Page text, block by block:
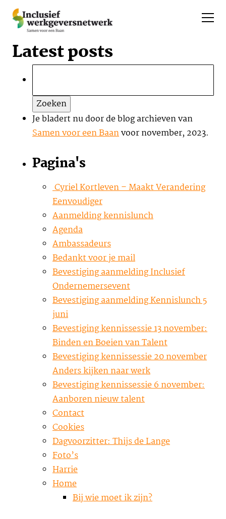
Latest posts
Je bladert nu door de blog archieven van
Samen voor een Baanvoor november, 2023.
Pagina's
Cyriel Kortleven – Maakt Verandering
Eenvoudiger
Aanmelding kennislunch
Agenda
Ambassadeurs
Bedankt voor je mail
Bevestiging aanmelding Inclusief
Ondernemersevent
Bevestiging aanmelding Kennislunch 5
juni
Bevestiging kennissessie 13 november:
Binden en Boeien van Talent
Bevestiging kennissessie 20 november
Anders kijken naar werk
Bevestiging kennissessie 6 november:
Aanboren nieuw talent
Contact
Cookies
Dagvoorzitter: Thijs de Lange
Foto’s
Harrie
Home
Bij wie moet ik zijn?